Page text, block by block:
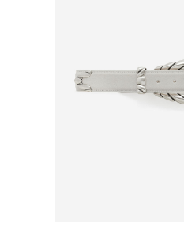
Сумки и аксессуары